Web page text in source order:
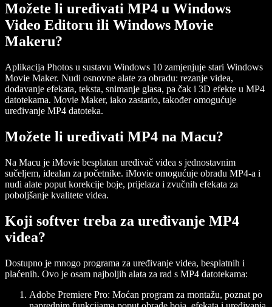
Možete li uređivati MP4 u Windows
Video Editoru ili Windows Movie
Makeru?
Aplikacija Photos u sustavu Windows 10 zamjenjuje stari Windows
Movie Maker. Nudi osnovne alate za obradu: rezanje videa,
dodavanje efekata, teksta, snimanje glasa, pa čak i 3D efekte u MP4
datotekama. Movie Maker, iako zastario, također omogućuje
uređivanje MP4 datoteka.
Možete li uređivati MP4 na Macu?
Na Macu je iMovie besplatan uređivač videa s jednostavnim
sučeljem, idealan za početnike. iMovie omogućuje obradu MP4-a i
nudi alate poput korekcije boje, prijelaza i zvučnih efekata za
poboljšanje kvalitete videa.
Koji softver treba za uređivanje MP4
videa?
Dostupno je mnogo programa za uređivanje videa, besplatnih i
plaćenih. Ovo je osam najboljih alata za rad s MP4 datotekama:
Adobe Premiere Pro: Moćan program za montažu, poznat po